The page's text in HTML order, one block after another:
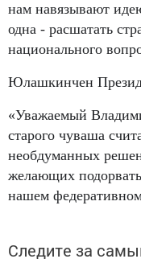
нам навязывают
одна - расшатать
национального
Юлашкинчен
«Уважаемый
старого чуваша
необдуманных
желающих
нашем федеративном
Следите за